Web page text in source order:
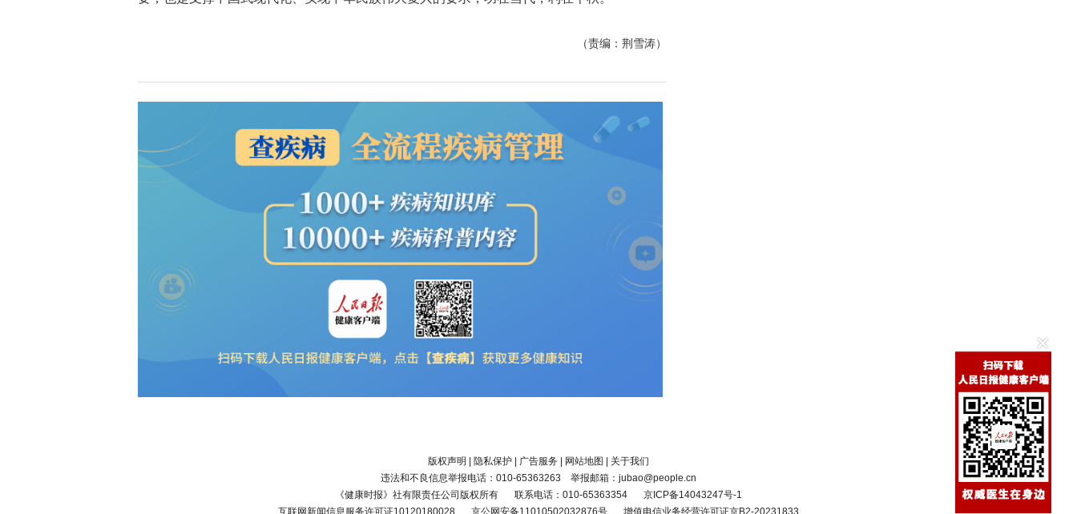
（责编：荆雪涛）
版权声明 | 隐私保护 | 广告服务 | 网站地图 | 关于我们
违法和不良信息举报电话：010-65363263 举报邮箱：jubao@people.cn
《健康时报》社有限责任公司版权所有
联系电话：010-65363354
京ICP备14043247号-1
互联网新闻信息服务许可证10120180028
京公网安备11010502032876号 增值电信业务经营许可证京B2-20231833